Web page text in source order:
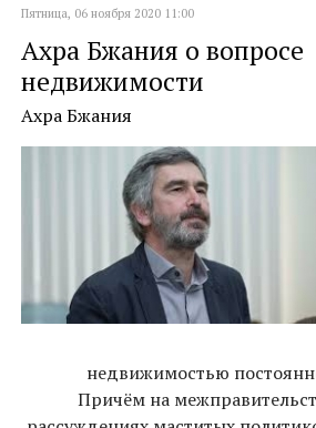
Пятница, 06 ноября 2020 11:00
Ахра Бжания о вопросе
недвижимости
Ахра Бжания
недвижимостью
Причём на